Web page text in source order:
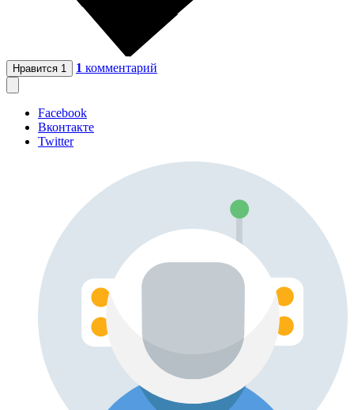
Нравится 1 1 комментарий
Facebook
Вконтакте
Twitter